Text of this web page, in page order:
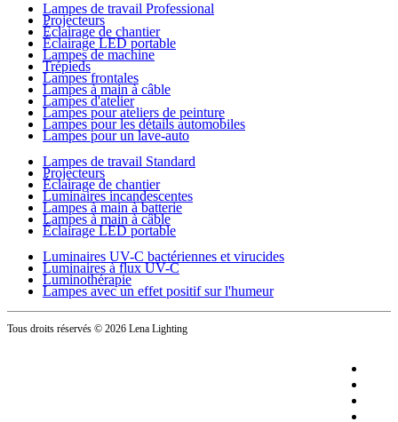
Lampes de travail Professional
Projecteurs
Éclairage de chantier
Éclairage LED portable
Lampes de machine
Trépieds
Lampes frontales
Lampes à main à câble
Lampes d'atelier
Lampes pour ateliers de peinture
Lampes pour les détails automobiles
Lampes pour un lave-auto
Lampes de travail Standard
Projecteurs
Éclairage de chantier
Luminaires incandescentes
Lampes à main à batterie
Lampes à main à câble
Éclairage LED portable
Luminaires UV-C bactériennes et virucides
Luminaires à flux UV-C
Luminothérapie
Lampes avec un effet positif sur l'humeur
Tous droits réservés © 2026 Lena Lighting